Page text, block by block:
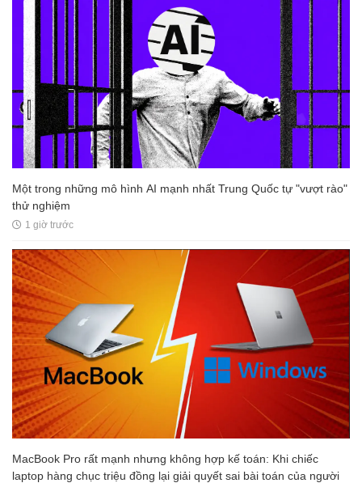
Một trong những mô hình AI mạnh nhất Trung Quốc tự "vượt rào"
thử nghiệm
1 giờ trước
MacBook Pro rất mạnh nhưng không hợp kế toán: Khi chiếc
laptop hàng chục triệu đồng lại giải quyết sai bài toán của người